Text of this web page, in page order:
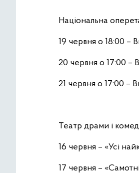
Національна
19 червня о 18:00 –
20 червня о 17:00 –
21 червня о 17:00 –
Театр драми і
16 червня – «Усі
17 червня –